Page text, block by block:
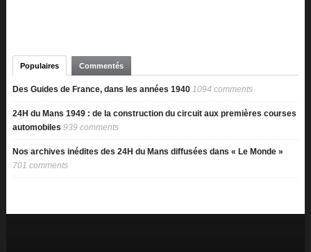
Populaires Commentés
Des Guides de France, dans les années 1940 1094 comments
24H du Mans 1949 : de la construction du circuit aux premières courses
automobiles 939 comments
Nos archives inédites des 24H du Mans diffusées dans « Le Monde »
701 comments